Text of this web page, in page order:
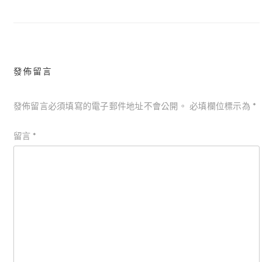
發佈留言
發佈留言必須填寫的電子郵件地址不會公開。 必填欄位標示為*
留言 *